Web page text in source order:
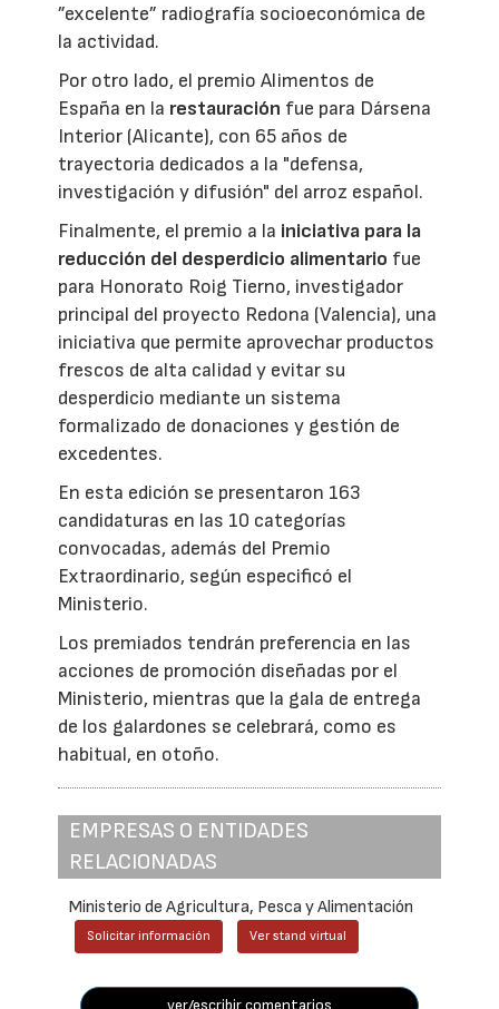
”excelente” radiografía socioeconómica de
la actividad.
Por otro lado, el premio Alimentos de
España en la restauración fue para Dársena
Interior (Alicante), con 65 años de
trayectoria dedicados a la "defensa,
investigación y difusión" del arroz español.
Finalmente, el premio a la iniciativa para la
reducción del desperdicio alimentario fue
para Honorato Roig Tierno, investigador
principal del proyecto Redona (Valencia), una
iniciativa que permite aprovechar productos
frescos de alta calidad y evitar su
desperdicio mediante un sistema
formalizado de donaciones y gestión de
excedentes.
En esta edición se presentaron 163
candidaturas en las 10 categorías
convocadas, además del Premio
Extraordinario, según especificó el
Ministerio.
Los premiados tendrán preferencia en las
acciones de promoción diseñadas por el
Ministerio, mientras que la gala de entrega
de los galardones se celebrará, como es
habitual, en otoño.
EMPRESAS O ENTIDADES
RELACIONADAS
Ministerio de Agricultura, Pesca y Alimentación
Solicitar información Ver stand virtual
ver/escribir comentarios